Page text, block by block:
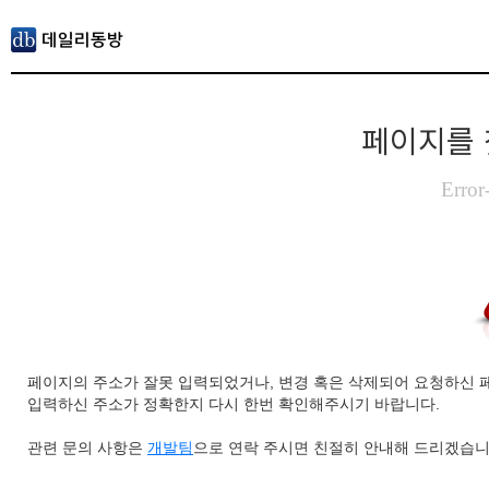
페이지를
페이지의 주소가 잘못 입력되었거나, 변경 혹은 삭제되어 요청하신
입력하신 주소가 정확한지 다시 한번 확인해주시기 바랍니다.
관련 문의 사항은 개발팀 으로 연락 주시면 친절히 안내해 드리겠습